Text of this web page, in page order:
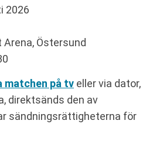
2026
Östersund
matchen på tv eller via dator,
direktsänds den av
sändningsrättigheterna för